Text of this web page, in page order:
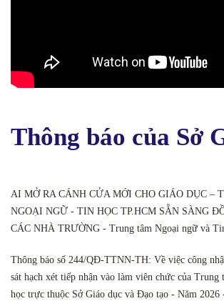
Thông báo của Sở
AI MỞ RA CÁNH CỬA MỚI CHO GIÁO DỤC –
NGOẠI NGỮ - TIN HỌC TP.HCM SẴN SÀNG
CÁC NHÀ TRƯỜNG - Trung tâm Ngoại ngữ và
Thông báo số 244/QĐ-TTNN-TH: Về việc công
sát hạch xét tiếp nhận vào làm viên chức của
học trực thuộc Sở Giáo dục và Đạo tạo - Năm